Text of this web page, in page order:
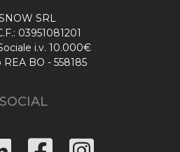
SRL
03951081201
i.v. 10.000€
BO - 558185
SOCIAL